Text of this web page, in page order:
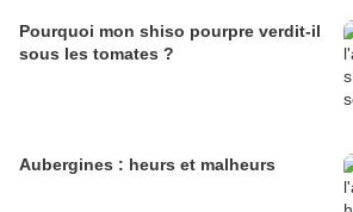
Pourquoi mon shiso pourpre verdit-il
sous les tomates ?
Aubergines : heurs et malheurs